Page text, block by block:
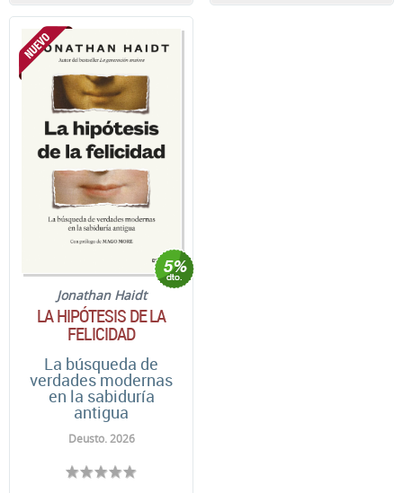
Jonathan Haidt
LA HIPÓTESIS DE LA
FELICIDAD
La búsqueda de
verdades modernas
en la sabiduría
antigua
Deusto. 2026